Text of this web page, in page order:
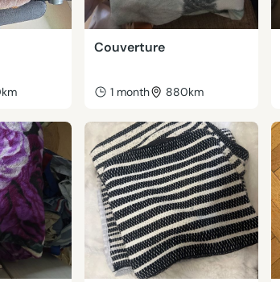
Couverture
1 month 880km